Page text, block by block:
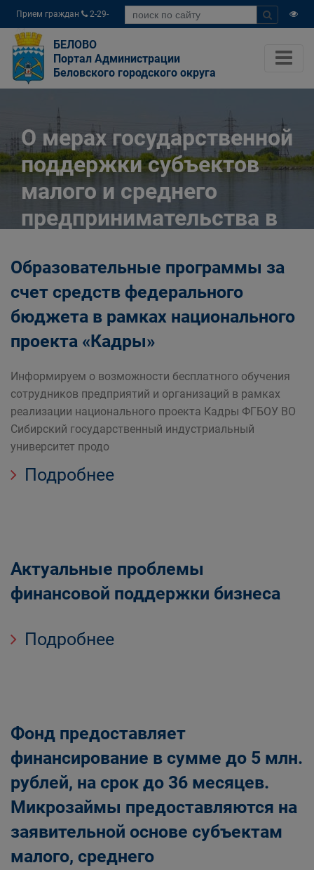
Прием граждан
2-29-
04
БЕЛОВО
Портал Администрации
Беловского городского округа
О мерах государственной
поддержки субъектов
малого и среднего
предпринимательства в
Главная
Малому бизнесу
О мерах государственной поддержки
субъектов малого и среднего
предпринимательства в Кузбассе
Образовательные программы за
счет средств федерального
бюджета в рамках национального
проекта «Кадры»
Информируем о возможности бесплатного обучения
сотрудников предприятий и организаций в рамках
реализации национального проекта Кадры ФГБОУ ВО
Сибирский государственный индустриальный
университет продо
Подробнее
Актуальные проблемы
финансовой поддержки бизнеса
Подробнее
Фонд предоставляет
финансирование в сумме до 5 млн.
рублей, на срок до 36 месяцев.
Микрозаймы предоставляются на
заявительной основе субъектам
малого, среднего